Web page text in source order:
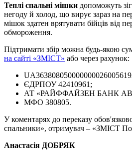
Теплі спальні мішки допоможуть
негоду й холод, що вирує зараз на
мішок здатен врятувати бійців від
обмороження.
Підтримати збір можна будь-якою
на сайті «ЗМІСТ» або через рахунок:
ЄДРПОУ 42410961;
АТ «РАЙФФАЙЗЕН БАНК
МФО 380805.
У коментарях до переказу
спальники», отримувач – «ЗМІСТ
Анастасія ДОБРЯК